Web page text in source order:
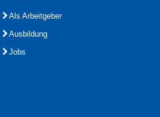
Als Arbeitgeber
Ausbildung
Jobs